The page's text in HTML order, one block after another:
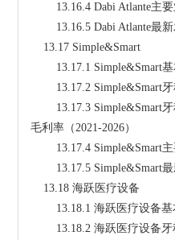
13.16.4 Dabi Atlante
13.16.5 Dabi Atlante
    13.17 Simple&Smart
13.17.1
13.17.2
毛利率（2021-2026）
13.17.4
13.17.5
    13.18 海跃医疗设备
13.18.1 海跃医疗设备
13.18.2 海跃医疗